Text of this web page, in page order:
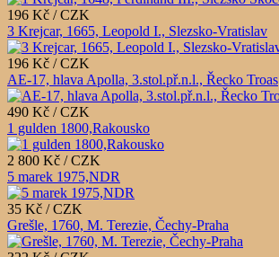
196 Kč / CZK
3 Krejcar, 1665, Leopold I., Slezsko-Vratislav
196 Kč / CZK
AE-17, hlava Apolla, 3.stol.př.n.l., Řecko Troas
490 Kč / CZK
1 gulden 1800,Rakousko
2 800 Kč / CZK
5 marek 1975,NDR
35 Kč / CZK
Grešle, 1760, M. Terezie, Čechy-Praha